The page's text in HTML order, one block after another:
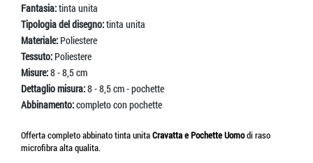
Fantasia:tinta unita
Tipologia del disegno:tinta unita
Materiale: Poliestere
Tessuto: Poliestere
Misure:8 - 8,5 cm
Dettaglio misura:8 - 8,5 cm - pochette
Abbinamento:completo con pochette
Offerta completo abbinato tinta unitaCravatta e PochetteUomodi raso
microfibra alta qualita.